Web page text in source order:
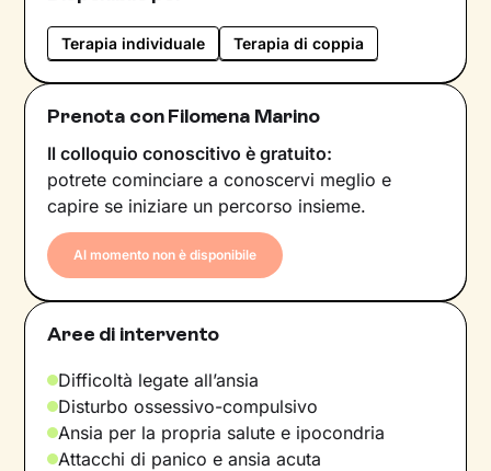
Terapia individuale Terapia di coppia
Prenota con Filomena Marino
Il colloquio conoscitivo è gratuito:
potrete cominciare a conoscervi meglio e
capire se iniziare un percorso insieme.
Al momento non è disponibile
Aree di intervento
Difficoltà legate all’ansia
Disturbo ossessivo-compulsivo
Ansia per la propria salute e ipocondria
Attacchi di panico e ansia acuta